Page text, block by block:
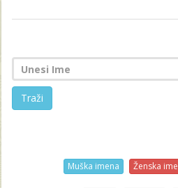
Traži
Muška imena Ženska